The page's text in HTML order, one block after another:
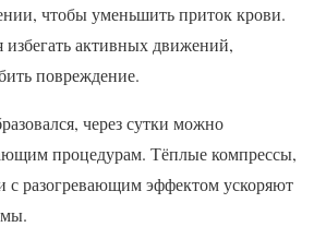
чтобы уменьшить приток крови.
избегать активных движений,
повреждение.
через сутки можно
процедурам. Тёплые компрессы,
с разогревающим эффектом ускоряют